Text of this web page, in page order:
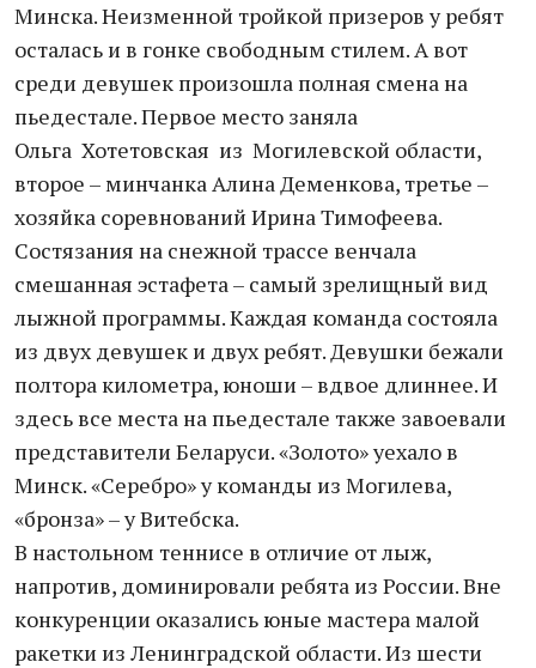
Минска. Неизменной тройкой призеров у ребят
осталась и в гонке свободным стилем. А вот
среди девушек произошла полная смена на
пьедестале. Первое место заняла
Ольга Хотетовская из Могилевской области,
второе – минчанка Алина Деменкова, третье –
хозяйка соревнований Ирина Тимофеева.
Состязания на снежной трассе венчала
смешанная эстафета – самый зрелищный вид
лыжной программы. Каждая команда состояла
из двух девушек и двух ребят. Девушки бежали
полтора километра, юноши – вдвое длиннее. И
здесь все места на пьедестале также завоевали
представители Беларуси. «Золото» уехало в
Минск. «Серебро» у команды из Могилева,
«бронза» – у Витебска.
В настольном теннисе в отличие от лыж,
напротив, доминировали ребята из России. Вне
конкуренции оказались юные мастера малой
ракетки из Ленинградской области. Из шести